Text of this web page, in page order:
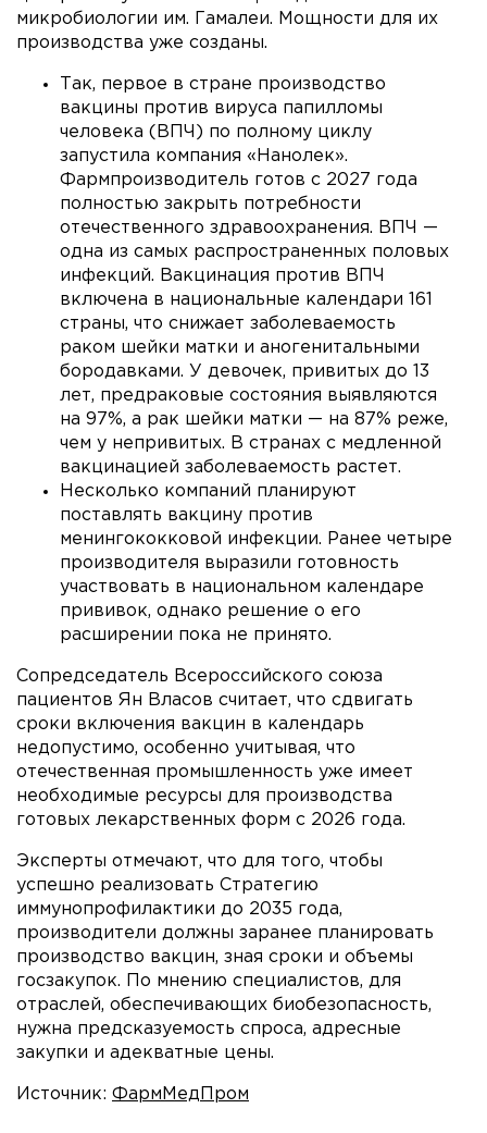
микробиологии им. Гамалеи. Мощности для их
производства уже созданы.
Так, первое в стране производство
вакцины против вируса папилломы
человека (ВПЧ) по полному циклу
запустила компания «Нанолек».
Фармпроизводитель готов с 2027 года
полностью закрыть потребности
отечественного здравоохранения. ВПЧ —
одна из самых распространенных половых
инфекций. Вакцинация против ВПЧ
включена в национальные календари 161
страны, что снижает заболеваемость
раком шейки матки и аногенитальными
бородавками. У девочек, привитых до 13
лет, предраковые состояния выявляются
на 97%, а рак шейки матки — на 87% реже,
чем у непривитых. В странах с медленной
вакцинацией заболеваемость растет.
Несколько компаний планируют
поставлять вакцину против
менингококковой инфекции. Ранее четыре
производителя выразили готовность
участвовать в национальном календаре
прививок, однако решение о его
расширении пока не принято.
Сопредседатель Всероссийского союза
пациентов Ян Власов считает, что сдвигать
сроки включения вакцин в календарь
недопустимо, особенно учитывая, что
отечественная промышленность уже имеет
необходимые ресурсы для производства
готовых лекарственных форм с 2026 года.
Эксперты отмечают, что для того, чтобы
успешно реализовать Стратегию
иммунопрофилактики до 2035 года,
производители должны заранее планировать
производство вакцин, зная сроки и объемы
госзакупок. По мнению специалистов, для
отраслей, обеспечивающих биобезопасность,
нужна предсказуемость спроса, адресные
закупки и адекватные цены.
Источник: ФармМедПром